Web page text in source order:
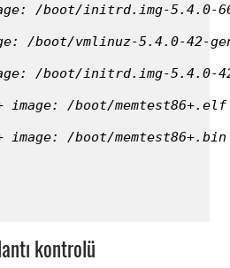
/boot/initrd.img-5.4.0-
/boot/vmlinuz-5.4.0-42-
/boot/initrd.img-5.4.0-
image: /boot/memtest86+.elf
image: /boot/memtest86+.bin
kontrolü